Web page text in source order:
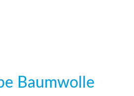
Baumwolle